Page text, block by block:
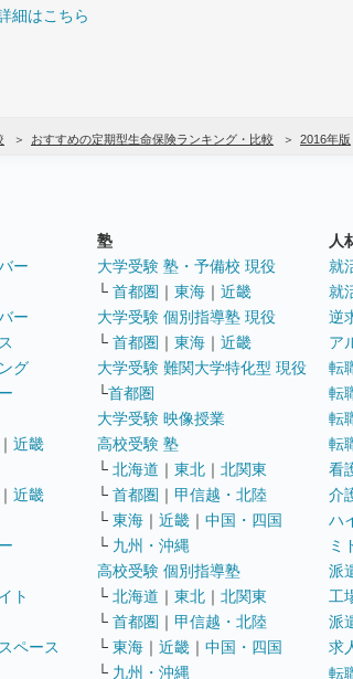
細はこちら
おすすめの定期型生命保険ランキング・比較 2016年版
ー
ー
グ
｜ 近畿
｜ 近畿
ト
ペース
塾
大学受験 塾・予備校 現役
└ 首都圏 ｜ 東海 ｜ 近畿
大学受験 個別指導塾 現役
└ 首都圏 ｜ 東海 ｜ 近畿
大学受験 難関大学特化型 現役
└首都圏
大学受験 映像授業
高校受験 塾
└ 北海道 ｜ 東北 ｜ 北関東
└ 首都圏 ｜ 甲信越・北陸
└ 東海 ｜ 近畿 ｜ 中国・四国
└ 九州・沖縄
高校受験 個別指導塾
└ 北海道 ｜ 東北 ｜ 北関東
└ 首都圏 ｜ 甲信越・北陸
└ 東海 ｜ 近畿 ｜ 中国・四国
└ 九州・沖縄
人
就
就
逆
ア
転
転
転
転
看
介
ハ
ミ
派
工
派
求
転